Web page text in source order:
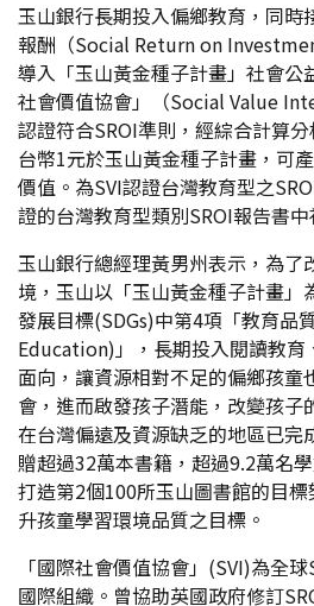
玉山銀行長期投入偏鄉教育，同時
報酬（Social Return on
導入「玉山黃金種子計畫」社會公
社會價值協會」（Social Value
認證符合SROI準則，經綜合計算
台幣1元於玉山黃金種子計畫，可
價值。為SVI認證台灣教育型之
證的台灣教育型類別SROI報告書
玉山銀行總經理黃男州表示，為了
境，玉山以「玉山黃金種子計畫」
發展目標(SDGs)中第4項「教育品
Education)」，長期投入閱讀教育
面向，讓資源相對不足的偏鄉孩童
會，進而啟發孩子潛能，改變孩子
在台灣偏遠及資源缺乏的地區已完
贈超過32萬本書籍，超過9.2萬名
打造第2個100所玉山圖書館的目
升孩童學習環境品質之目標。
「國際社會價值協會」(SVI)為全
國際組織。曾協助英國政府修訂